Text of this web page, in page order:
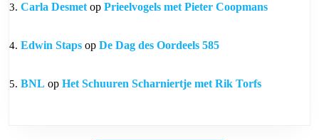
Carla Desmet op Prieelvogels met Pieter Coopmans
Edwin Staps op De Dag des Oordeels 585
BNL op Het Schuuren Scharniertje met Rik Torfs